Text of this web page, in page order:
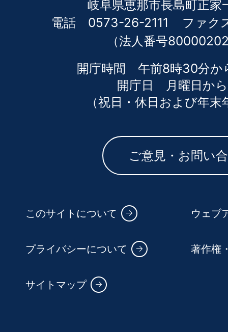
岐阜県恵那市長島町正家
電話 0573-26-2111
ファ
（法人番号
開庁時間 午前8時30分か
開庁日 月曜日か
（祝日・休日および年
ご意見・お問い
このサイトについて ウェブ
プライバシーについて 著作権
サイトマップ